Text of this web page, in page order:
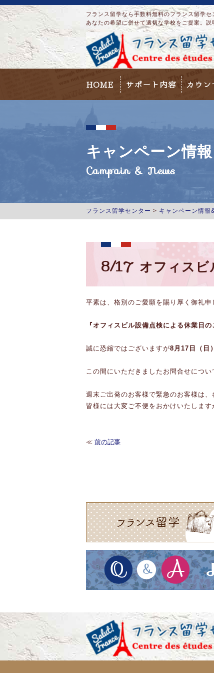
フランス留学なら手数料無料のフランス留学
あなたの希望に併せて適切な学校をご提案。説
HOME サポート内容 カウ
キャンペーン情
Campain & News
フランス留学センター > キャンペーン情報
8/17 オフィスビ
平素は、格別のご愛願を賜り厚く御礼
『オフィスビル設備点検による休業日
誠に恐縮ではございますが8月17日（日）
この間にいただきましたお問合せについ
週末ご出発のお客様で緊急のお客様は
皆様には大変ご不便をおかけいたしま
≪ 前の記事